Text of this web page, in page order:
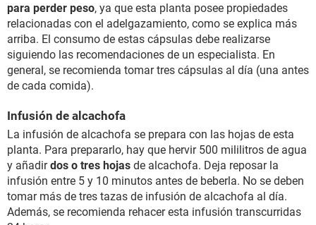
para perder peso, ya que esta planta posee propiedades
relacionadas con el adelgazamiento, como se explica más
arriba. El consumo de estas cápsulas debe realizarse
siguiendo las recomendaciones de un especialista. En
general, se recomienda tomar tres cápsulas al día (una antes
de cada comida).
Infusión de alcachofa
La infusión de alcachofa se prepara con las hojas de esta
planta. Para prepararlo, hay que hervir 500 mililitros de agua
y añadirdos o tres hojas de alcachofa. Deja reposar la
infusión entre 5 y 10 minutos antes de beberla. No se deben
tomar más de tres tazas de infusión de alcachofa al día.
Además, se recomienda rehacer esta infusión transcurridas